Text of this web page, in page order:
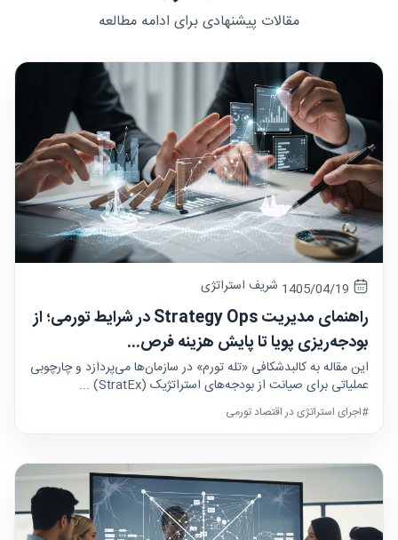
مقالات پیشنهادی برای ادامه مطالعه
شریف استراتژی
راهنمای مدیریت Strategy Ops در شرایط تورمی؛ از
بودجه‌ریزی پویا تا پایش هزینه فرص...
این مقاله به کالبدشکافی «تله تورم» در سازمان‌ها می‌پردازد و چارچوبی
عملیاتی برای صیانت از بودجه‌های استراتژیک (StratEx) ...
#اجرای استراتژی در اقتصاد تورمی